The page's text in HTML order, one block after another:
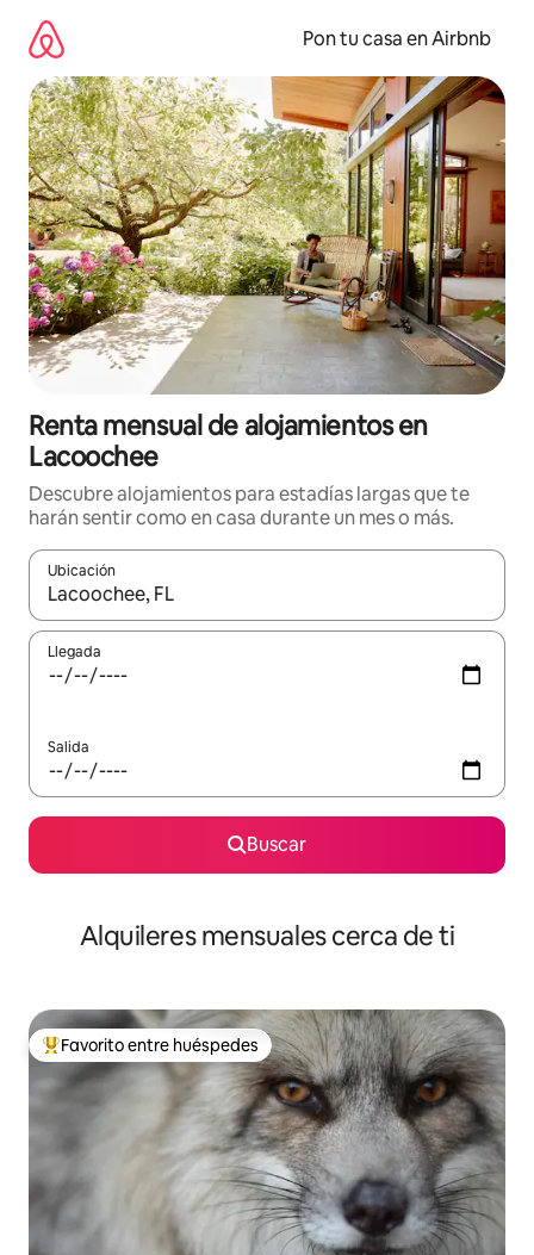
contenido
Pon tu casa en Airbnb
Renta mensual de alojamientos en
Lacoochee
Descubre alojamientos para estadías largas que te
harán sentir como en casa durante un mes o más.
Ubicación
Cuando los resultados estén disponibles, navega con las
Llegada
Salida
Buscar
Alquileres mensuales cerca de ti
Favorito entre huéspedes preferido
Favorito entre huéspedes